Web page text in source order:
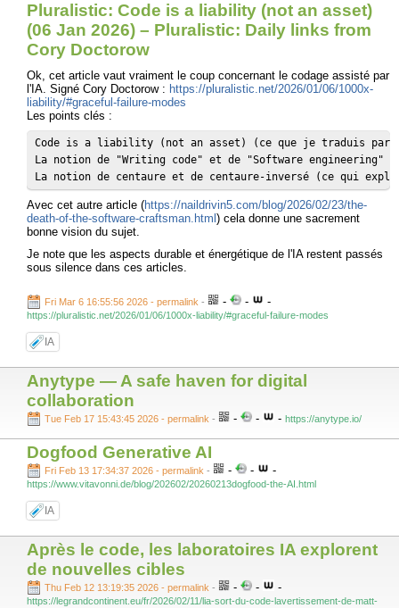
Pluralistic: Code is a liability (not an asset)
(06 Jan 2026) – Pluralistic: Daily links from
Cory Doctorow
Ok, cet article vaut vraiment le coup concernant le codage assisté par
l'IA. Signé Cory Doctorow : https://pluralistic.net/2026/01/06/1000x-
liability/#graceful-failure-modes
Les points clés :
Code is a liability (not an asset) (ce que je traduis par
La notion de "Writing code" et de "Software engineering"
La notion de centaure et de centaure-inversé (ce qui
Avec cet autre article (https://naildrivin5.com/blog/2026/02/23/the-
death-of-the-software-craftsman.html ) cela donne une sacrement
bonne vision du sujet.
Je note que les aspects durable et énergétique de l'IA restent passés
sous silence dans ces articles.
Fri Mar 6 16:55:56 2026 - permalink - - - -
https://pluralistic.net/2026/01/06/1000x-liability/#graceful-failure-modes
IA
Anytype — A safe haven for digital
collaboration
Tue Feb 17 15:43:45 2026 - permalink - - - - https://anytype.io/
Dogfood Generative AI
Fri Feb 13 17:34:37 2026 - permalink - - - -
https://www.vitavonni.de/blog/202602/20260213dogfood-the-AI.html
IA
Après le code, les laboratoires IA explorent
de nouvelles cibles
Thu Feb 12 13:19:35 2026 - permalink - - - -
https://legrandcontinent.eu/fr/2026/02/11/lia-sort-du-code-lavertissement-de-matt-